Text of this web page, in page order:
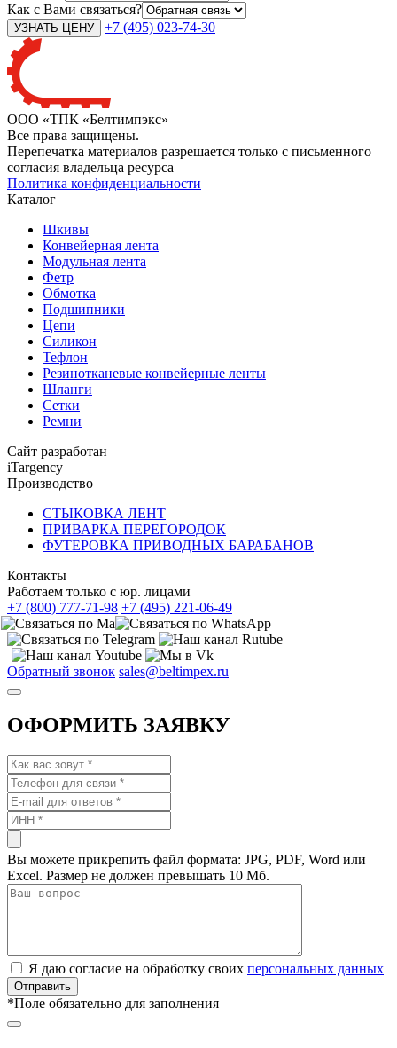
Как с Вами связаться?
+7 (495) 023-74-30
ООО «ТПК «Белтимпэкс»
Все права защищены.
Перепечатка материалов разрешается только с письменного
согласия владельца ресурса
Политика конфиденциальности
Каталог
Шкивы
Конвейерная лента
Модульная лента
Фетр
Обмотка
Подшипники
Цепи
Силикон
Тефлон
Резинотканевые конвейерные ленты
Шланги
Сетки
Ремни
Сайт разработан
iTargency
Производство
СТЫКОВКА ЛЕНТ
ПРИВАРКА ПЕРЕГОРОДОК
ФУТЕРОВКА ПРИВОДНЫХ БАРАБАНОВ
Контакты
Работаем только с юр. лицами
+7 (800) 777-71-98 +7 (495) 221-06-49
Обратный звонок sales@beltimpex.ru
ОФОРМИТЬ ЗАЯВКУ
Вы можете прикрепить файл формата: JPG, PDF, Word или
Excel. Размер не должен превышать 10 Мб.
Я даю согласие на обработку своих персональных данных
*Поле обязательно для заполнения